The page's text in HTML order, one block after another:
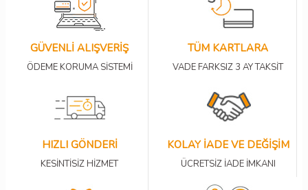
GÜVENLİ ALIŞVERİŞ
ÖDEME KORUMA SİSTEMİ
TÜM KARTLARA
VADE FARKSIZ 3 AY TAKSİT
HIZLI GÖNDERİ
KESİNTİSİZ HİZMET
KOLAY İADE VE DEĞİŞİM
ÜCRETSİZ İADE İMKANI